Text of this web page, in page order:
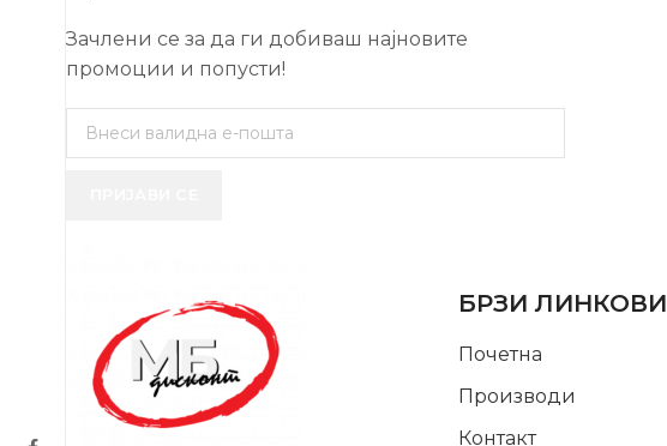
Зачлени се за да ги добиваш најновите
промоции и попусти!
БРЗИ ЛИНКОВИ
Почетна
Производи
Контакт